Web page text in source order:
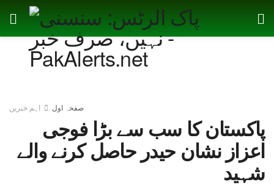
صفحہ اول اہم خبریں
پاکستان کا سب سے بڑا فوجی
اعزاز نشان حیدر حاصل کرنے والے
شہید